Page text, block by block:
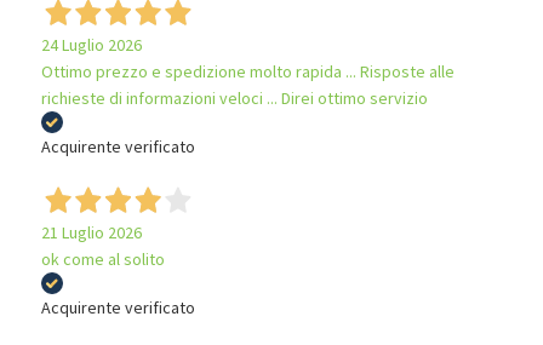
24 Luglio 2026
Ottimo prezzo e spedizione molto rapida ... Risposte alle
richieste di informazioni veloci ... Direi ottimo servizio
Acquirente verificato
21 Luglio 2026
ok come al solito
Acquirente verificato